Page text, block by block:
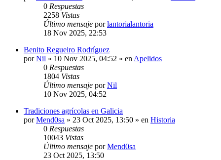
0 Respuestas
2258 Vistas
Último mensaje porlantorialantoria
18 Nov 2025, 22:53
Benito Regueiro Rodríguez
porNil » 10 Nov 2025, 04:52 » en Apelidos
0 Respuestas
1804 Vistas
Último mensaje porNil
10 Nov 2025, 04:52
Tradiciones agrícolas en Galicia
porMend0sa » 23 Oct 2025, 13:50 » en Historia
0 Respuestas
10043 Vistas
Último mensaje porMend0sa
23 Oct 2025, 13:50